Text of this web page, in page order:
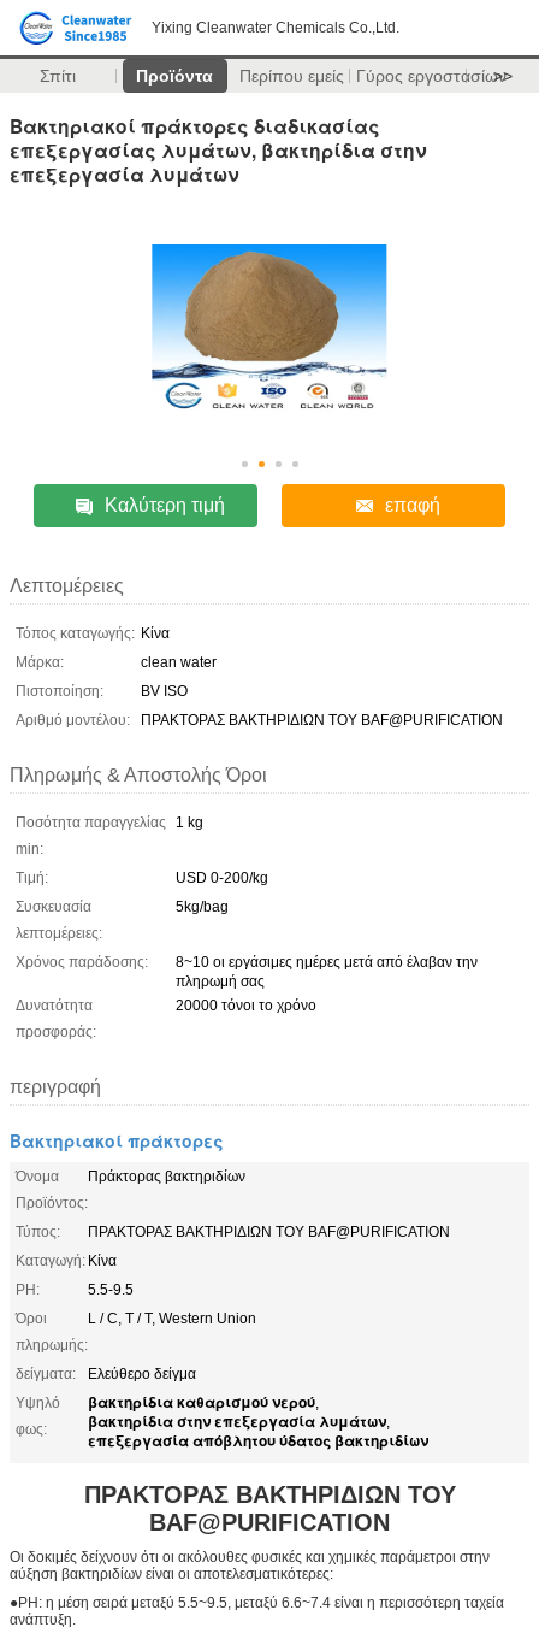
Yixing Cleanwater Chemicals Co.,Ltd.
Σπίτι Προϊόντα Περίπου εμείς Γύρος εργοστασίων
>>
Βακτηριακοί πράκτορες διαδικασίας
επεξεργασίας λυμάτων, βακτηρίδια στην
επεξεργασία λυμάτων
Καλύτερη τιμή επαφή
Λεπτομέρειες
Τόπος καταγωγής: Κίνα
Μάρκα:
clean water
Πιστοποίηση:
BV ISO
Αριθμό μοντέλου:
ΠΡΑΚΤΟΡΑΣ ΒΑΚΤΗΡΙΔΙΩΝ ΤΟΥ BAF@PURIFICATION
Πληρωμής & Αποστολής Όροι
Ποσότητα παραγγελίας
min:
1 kg
Τιμή:
USD 0-200/kg
Συσκευασία
λεπτομέρειες:
5kg/bag
Χρόνος παράδοσης:
8~10 οι εργάσιμες ημέρες μετά από έλαβαν την
πληρωμή σας
Δυνατότητα
προσφοράς:
20000 τόνοι το χρόνο
περιγραφή
Βακτηριακοί πράκτορες
Όνομα
Προϊόντος:
Πράκτορας βακτηριδίων
Τύπος:
ΠΡΑΚΤΟΡΑΣ ΒΑΚΤΗΡΙΔΙΩΝ ΤΟΥ BAF@PURIFICATION
Καταγωγή: Κίνα
PH:
5.5-9.5
Όροι
πληρωμής:
L / C, T / T, Western Union
δείγματα:
Ελεύθερο δείγμα
Υψηλό
φως:
βακτηρίδια καθαρισμού νερού,
βακτηρίδια στην επεξεργασία λυμάτων,
επεξεργασία απόβλητου ύδατος βακτηριδίων
ΠΡΑΚΤΟΡΑΣ ΒΑΚΤΗΡΙΔΙΩΝ ΤΟΥ
BAF@PURIFICATION
Οι δοκιμές δείχνουν ότι οι ακόλουθες φυσικές και χημικές παράμετροι στην
αύξηση βακτηριδίων είναι οι αποτελεσματικότερες:
●PH: η μέση σειρά μεταξύ 5.5~9.5, μεταξύ 6.6~7.4 είναι η περισσότερη ταχεία
ανάπτυξη.